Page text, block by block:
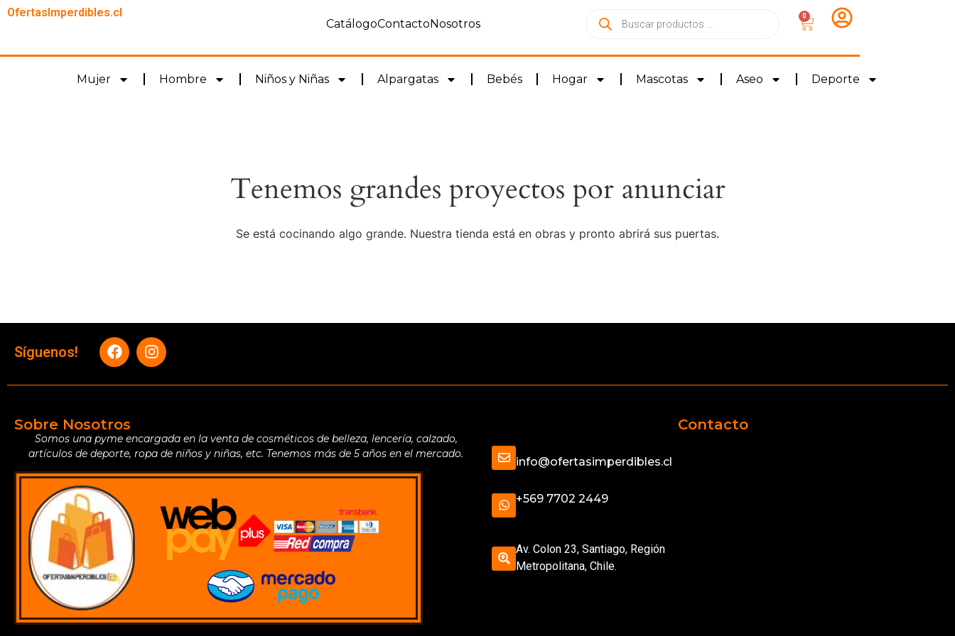
OfertasImperdibles.cl
CatálogoContactoNosotros
0
Mujer Hombre Niños y Niñas Alpargatas Bebés Hogar Mascotas Aseo Deporte
Tenemos grandes proyectos por anunciar
Se está cocinando algo grande. Nuestra tienda está en obras y pronto abrirá sus puertas.
Síguenos!
Sobre Nosotros
Somos una pyme encargada en la venta de cosméticos de belleza, lencería, calzado,
artículos de deporte, ropa de niños y niñas, etc. Tenemos más de 5 años en el mercado.
Contacto
info@ofertasimperdibles.cl
+569 7702 2449
Av. Colon 23, Santiago, Región
Metropolitana, Chile.